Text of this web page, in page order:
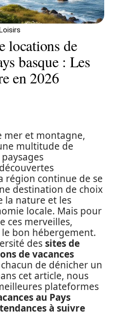
locations de
basque : Les
en 2026
mer et montagne,
multitude de
région continue de se
destination de choix
la nature et les
locale. Mais pour
ces merveilles,
bon hébergement.
dessites de
de vacances
de dénicher un
cet article, nous
plateformes
au Pays
tendances à suivre